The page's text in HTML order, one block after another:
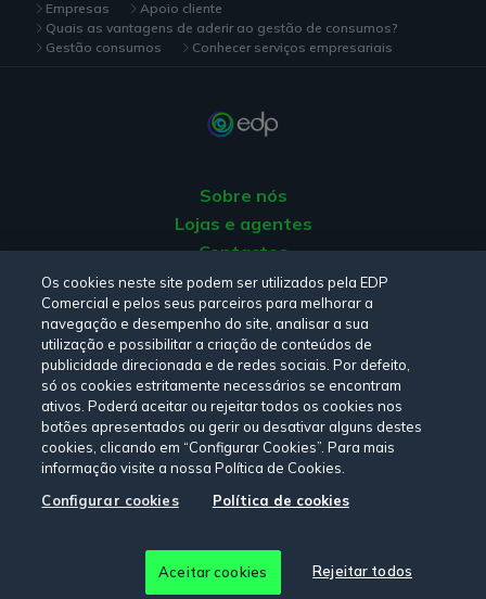
Empresas
Apoio cliente
Quais as vantagens de aderir ao gestão de consumos?
Gestão consumos
Conhecer serviços empresariais
Sobre nós
Lojas e agentes
Contactos
Apoio ao Cliente
Origem da energia
Livro de Reclamações
Consulte a nossaPolítica de privacidade, Política de cookies
Termos e CondiçõeseDeclaração de Acessibilidade.
© Copyright 2026 - EDP Comercial. Todos os direitos
reservados
Os cookies neste site podem ser utilizados pela EDP
Comercial e pelos seus parceiros para melhorar a
navegação e desempenho do site, analisar a sua
utilização e possibilitar a criação de conteúdos de
publicidade direcionada e de redes sociais. Por defeito,
só os cookies estritamente necessários se encontram
ativos. Poderá aceitar ou rejeitar todos os cookies nos
botões apresentados ou gerir ou desativar alguns destes
cookies, clicando em “Configurar Cookies”. Para mais
informação visite a nossa Política de Cookies.
Configurar cookies
Política de cookies
Rejeitar todos
Aceitar cookies